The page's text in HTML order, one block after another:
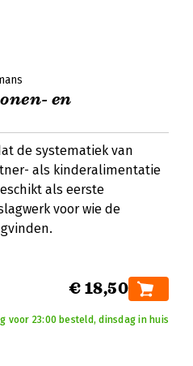
en
de systematiek van
als kinderalimentatie
als eerste
voor wie de
€ 18,50
voor 23:00 besteld, dinsdag in huis